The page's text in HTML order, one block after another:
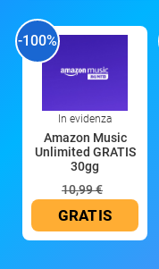
-100%
In evidenza
Amazon Music
Unlimited GRATIS
30gg
10,99 €
GRATIS